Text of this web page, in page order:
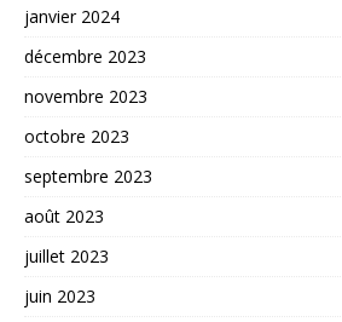
janvier 2024
décembre 2023
novembre 2023
octobre 2023
septembre 2023
août 2023
juillet 2023
juin 2023